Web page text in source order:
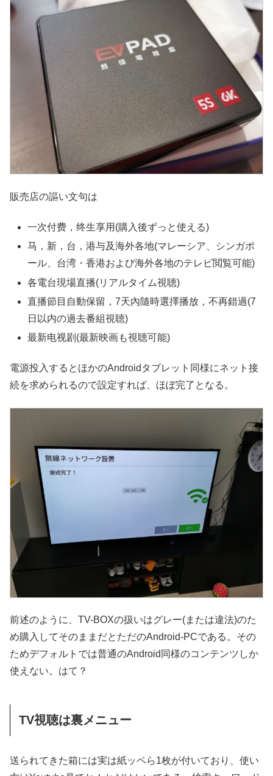
販売店の謳い文句は
一次付费，终生享用(購入後ずっと使える)
马，新，台，港与及海外各地(マレーシア、シンガポ
ール、台湾・香港および海外各地のテレビ閲覧可能)
各電台現場直播(リアルタイム視聴)
直播節目自動保留，7天內隨時選擇播放，不再錯過(7
日以内の過去番組視聴)
最新电视剧(最新映画も視聴可能)
電源投入するとほかのAndroidタブレット同様にネット接
続を求められるので設定すれば、ほぼ完了となる。
前述のように、TV-BOXの扱いはグレー(または違法)のた
め購入してそのままだとただのAndroid-PCである。その
ためデフォルトでは普通のAndroid同様のコンテンツしか
使えない。はて？
TV視聴は裏メニュー
送られてきた箱には実は紙ッペら1枚が付いており、使い